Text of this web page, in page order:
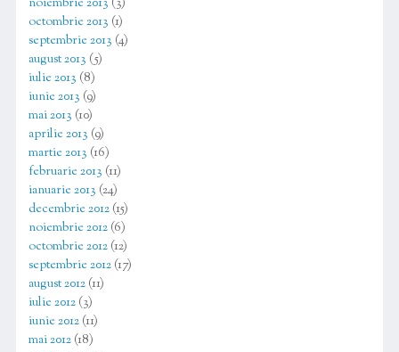
octombrie 2013 (1)
septembrie 2013 (4)
august 2013 (5)
iulie 2013 (8)
iunie 2013 (9)
mai 2013 (10)
aprilie 2013 (9)
martie 2013 (16)
februarie 2013 (11)
ianuarie 2013 (24)
decembrie 2012(15)
noiembrie 2012(6)
octombrie 2012(12)
septembrie 2012(17)
august 2012(11)
iulie 2012(3)
iunie 2012(11)
mai 2012(18)